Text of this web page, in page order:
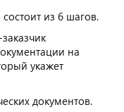
из 6 шагов.
на
укажет
документов.